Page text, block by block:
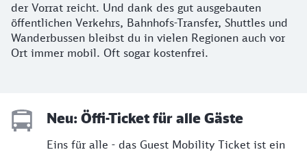
der Vorrat reicht. Und dank des gut ausgebauten
öffentlichen Verkehrs, Bahnhofs-Transfer, Shuttles und
Wanderbussen bleibst du in vielen Regionen auch vor
Ort immer mobil. Oft sogar kostenfrei.
Neu: Öffi-Ticket für alle Gäste
Eins für alle - das Guest Mobility Ticket ist ein